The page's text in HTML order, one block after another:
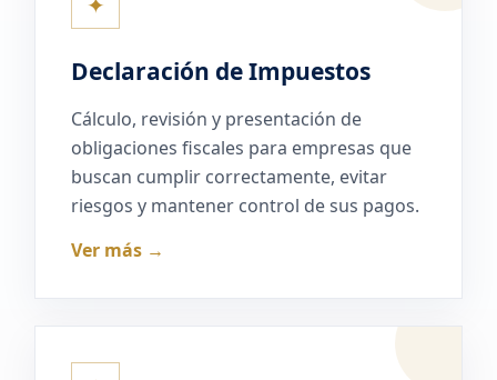
Declaración de Impuestos
Cálculo, revisión y presentación de
obligaciones fiscales para empresas que
buscan cumplir correctamente, evitar
riesgos y mantener control de sus pagos.
Ver más →